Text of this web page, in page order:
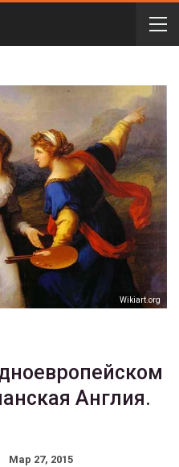
Wikiart.org
Англия.
Мар 27, 2015